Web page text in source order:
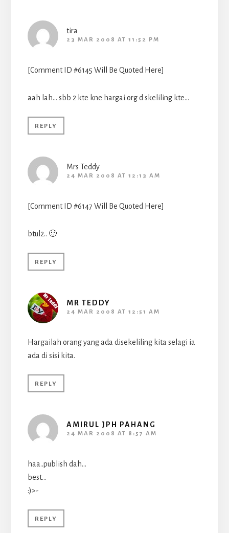
tira
23 MAR 2008 AT 11:52 PM
[Comment ID #6145 Will Be Quoted Here]
aah lah… sbb 2 kte kne hargai org d skeliling kte…
REPLY
Mrs Teddy
24 MAR 2008 AT 12:13 AM
[Comment ID #6147 Will Be Quoted Here]
btul2.. 🙂
REPLY
MR TEDDY
24 MAR 2008 AT 12:51 AM
Hargailah orang yang ada disekeliling kita selagi ia
ada di sisi kita.
REPLY
AMIRUL JPH PAHANG
24 MAR 2008 AT 8:57 AM
haa..publish dah…
best…
:)>-
REPLY